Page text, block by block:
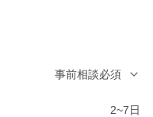
事前相談必須
2~7日